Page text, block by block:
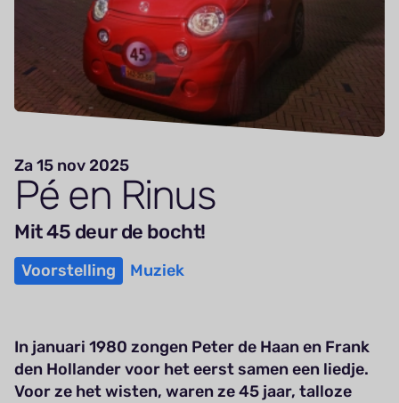
Za 15 nov 2025
Pé en Rinus
Mit 45 deur de bocht!
Voorstelling Muziek
In januari 1980 zongen Peter de Haan en Frank
den Hollander voor het eerst samen een liedje.
Voor ze het wisten, waren ze 45 jaar, talloze